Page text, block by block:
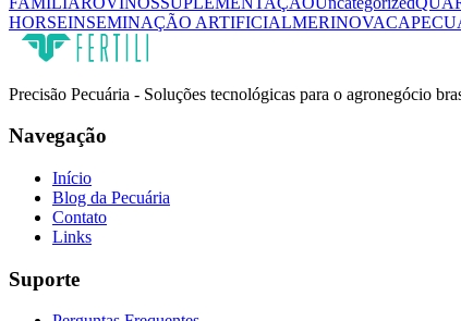
HORSEINSEMINAÇÃO ARTIFICIALMERINOVACA
Precisão Pecuária - Soluções tecnológicas para o agronegócio
Navegação
Início
Blog da Pecuária
Contato
Links
Suporte